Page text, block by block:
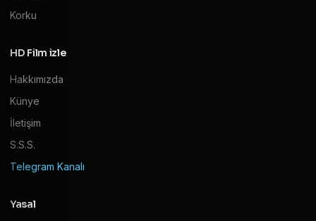
Korku
HD Film izle
Hakkımızda
Künye
İletişim
S.S.S.
Telegram Kanalı
Yasal